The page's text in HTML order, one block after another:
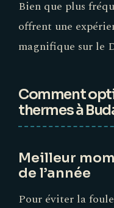
Bien que plus
offrent une
magnifique sur le
Comment
thermes à
Meilleur
de l’année
Pour éviter la